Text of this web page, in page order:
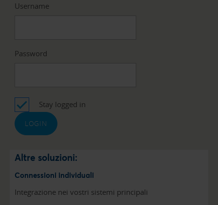
Username
Password
Stay logged in
Altre soluzioni:
Connessioni individuali
Integrazione nei vostri sistemi principali